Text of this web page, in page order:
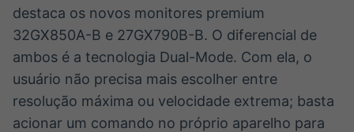
destaca os novos monitores premium
32GX850A-B e 27GX790B-B. O diferencial de
ambos é a tecnologia Dual-Mode. Com ela, o
usuário não precisa mais escolher entre
resolução máxima ou velocidade extrema; basta
acionar um comando no próprio aparelho para